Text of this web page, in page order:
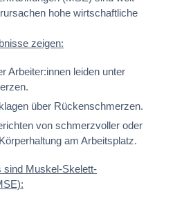
hohe wirtschaftliche
zeigen:
Arbeiter:innen leiden unter
über Rückenschmerzen.
von schmerzvoller oder
am Arbeitsplatz.
sind Muskel-Skelett-